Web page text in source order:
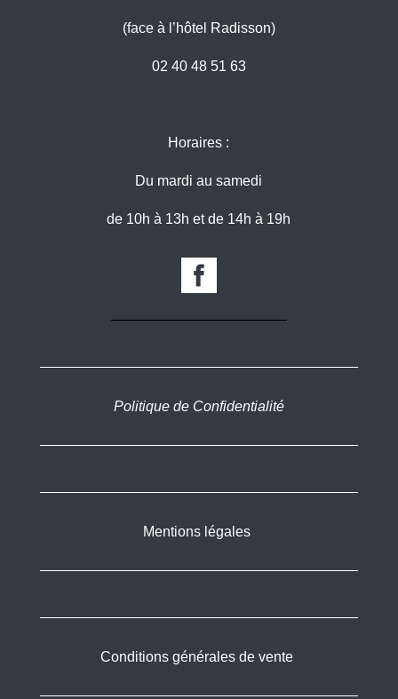
(face à l’hôtel Radisson)
02 40 48 51 63
Horaires :
Du mardi au samedi
de 10h à 13h et de 14h à 19h
Politique de Confidentialité
Mentions légales
Conditions générales de vente